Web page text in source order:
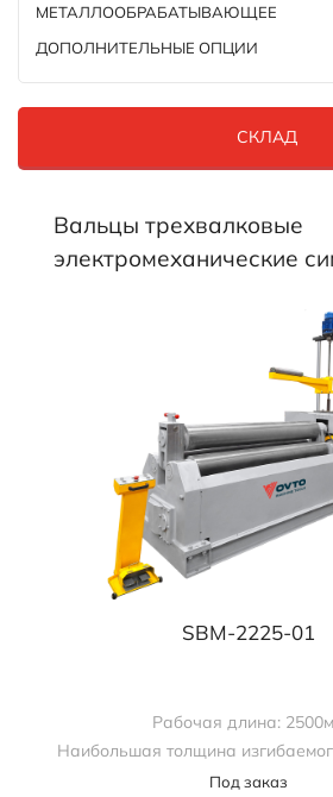
МЕТАЛЛООБРАБАТЫВАЮЩЕЕ
ДОПОЛНИТЕЛЬНЫЕ ОПЦИИ
СКЛАД
Вальцы трехвалковые
электромеханические
SBM-2225-01
Рабочая длина:
Наибольшая толщина
Под заказ